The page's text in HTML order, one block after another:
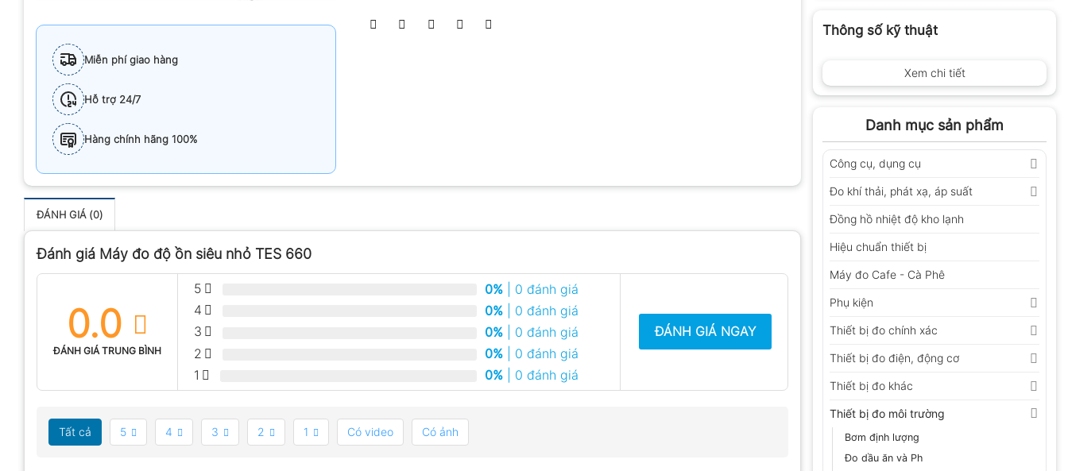
Thông số kỹ thuật
Xem chi tiết
Danh mục sản phẩm
Công cụ, dụng cụ
Đo khí thải, phát xạ, áp suất
Đồng hồ nhiệt độ kho lạnh
Hiệu chuẩn thiết bị
Máy đo Cafe - Cà Phê
Phụ kiện
Thiết bị đo chính xác
Thiết bị đo điện, động cơ
Thiết bị đo khác
Thiết bị đo môi trường
Bơm định lượng
Đo dầu ăn và Ph
Miễn phí giao hàng
Hỗ trợ 24/7
Hàng chính hãng 100%
ĐÁNH GIÁ (0)
Đánh giá Máy đo độ ồn siêu nhỏ TES 660
0.0
ĐÁNH GIÁ TRUNG BÌNH
5 0% | 0 đánh giá
4
0% | 0 đánh giá
3
0% | 0 đánh giá
2
0% | 0 đánh giá
1
0% | 0 đánh giá
ĐÁNH GIÁ NGAY
Tất cả 5 4 3 2 1 Có video Có ảnh